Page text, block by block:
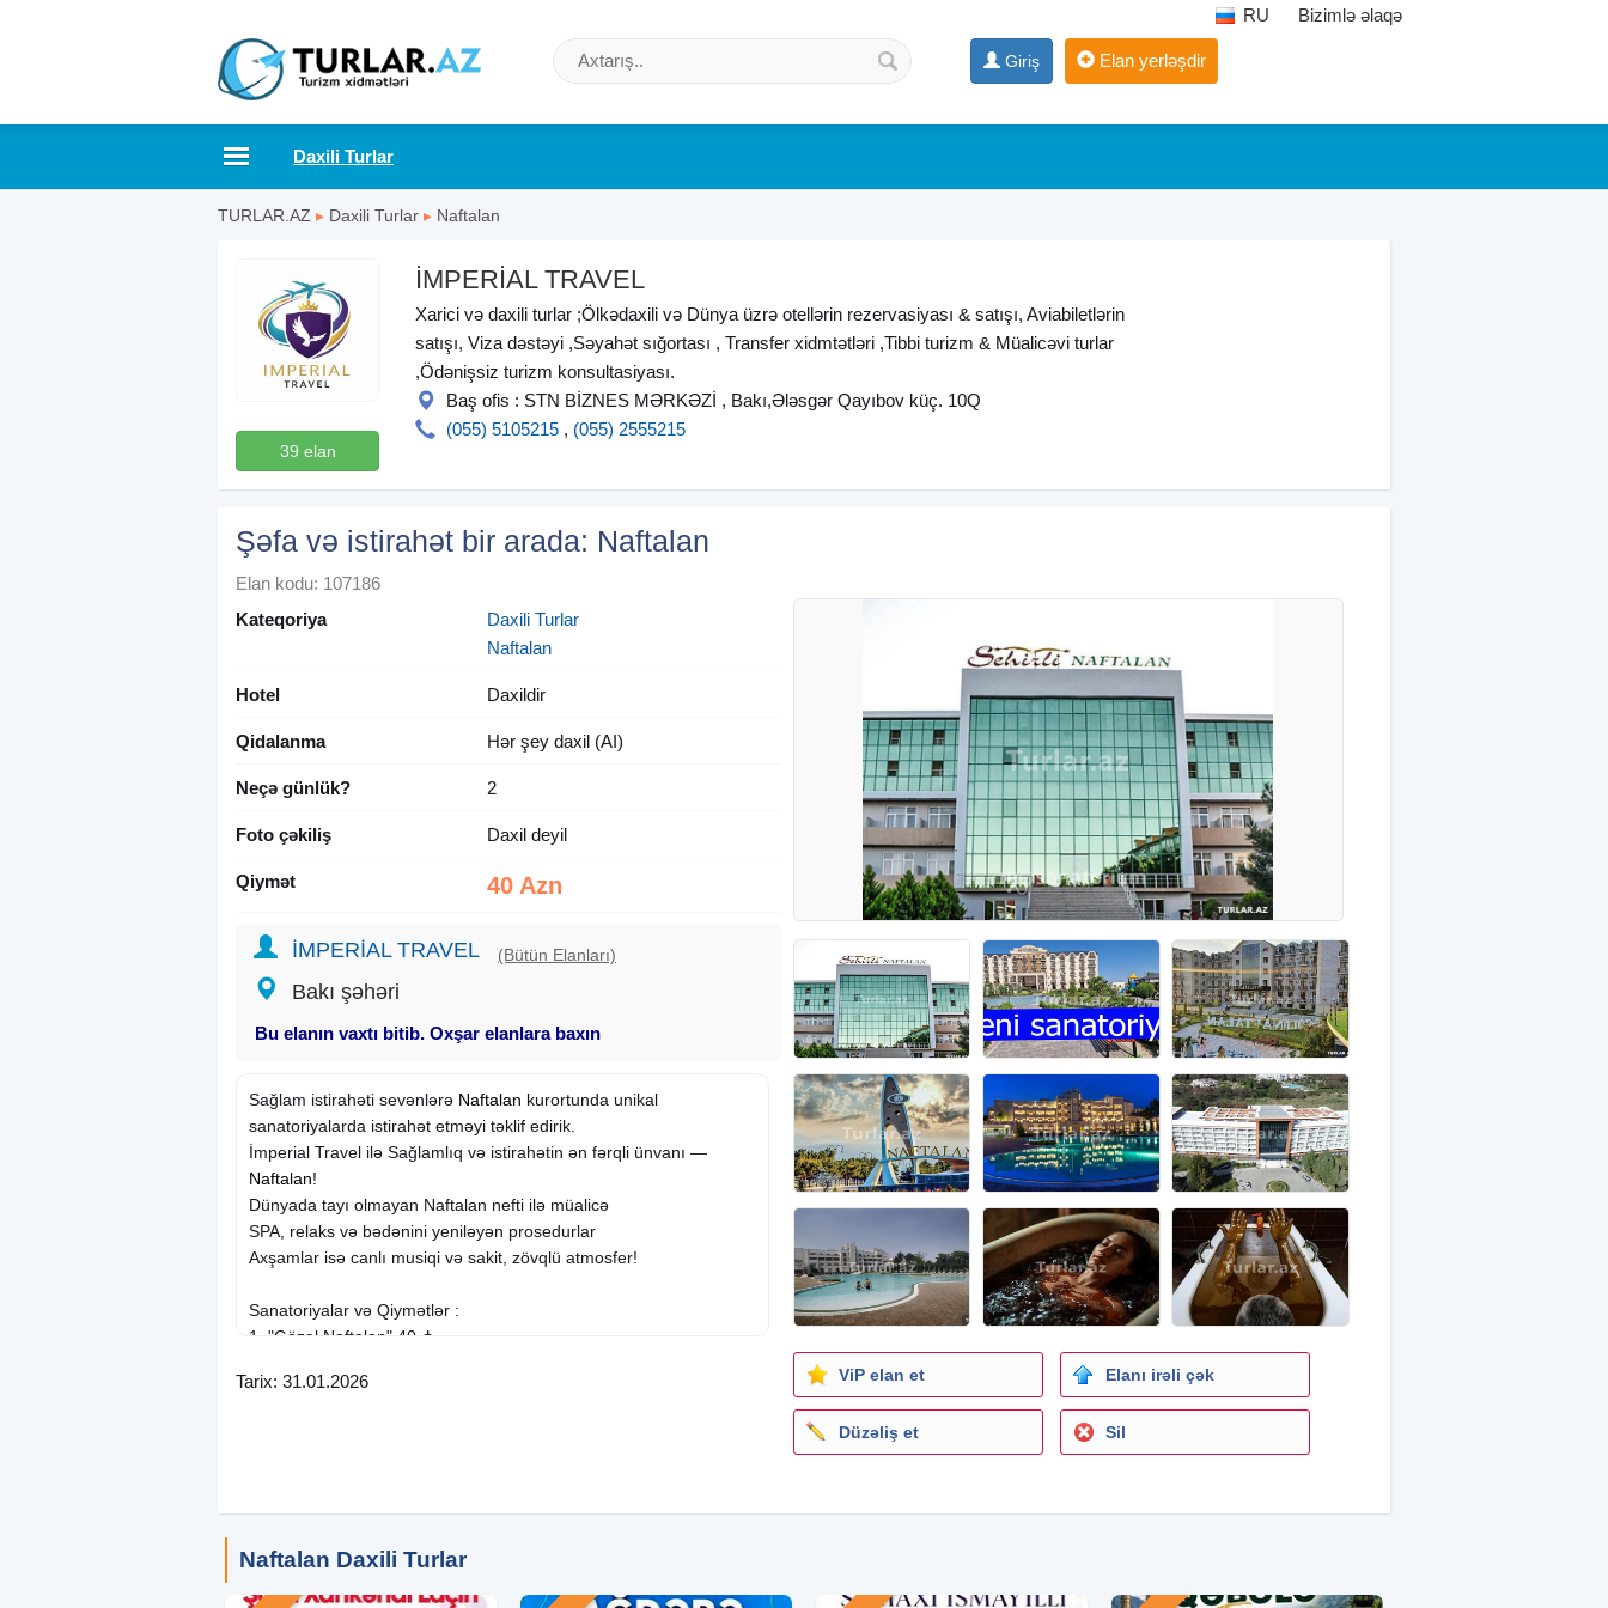
RU Bizimlə əlaqə
Giriş Elan yerləşdir
Daxili Turlar
TURLAR.AZ ▸ Daxili Turlar ▸ Naftalan
39 elan
İMPERİAL TRAVEL
Xarici və daxili turlar ;Ölkədaxili və Dünya üzrə otellərin rezervasiyası & satışı, Aviabiletlərin
satışı, Viza dəstəyi ,Səyahət sığortası , Transfer xidmtətləri ,Tibbi turizm & Müalicəvi turlar
,Ödənişsiz turizm konsultasiyası.
Baş ofis : STN BİZNES MƏRKƏZİ , Bakı,Ələsgər Qayıbov küç. 10Q
(055) 5105215 , (055) 2555215
Şəfa və istirahət bir arada: Naftalan
Elan kodu: 107186
Kateqoriya
Daxili Turlar
Naftalan
Hotel Daxildir
Qidalanma Hər şey daxil (AI)
Neçə günlük? 2
Foto çəkiliş Daxil deyil
Qiymət 40 Azn
İMPERİAL TRAVEL (Bütün Elanları)
Bakı şəhəri
Bu elanın vaxtı bitib. Oxşar elanlara baxın
Sağlam istirahəti sevənlərə Naftalan kurortunda unikal
sanatoriyalarda istirahət etməyi təklif edirik.
İmperial Travel ilə Sağlamlıq və istirahətin ən fərqli ünvanı —
Naftalan!
Dünyada tayı olmayan Naftalan nefti ilə müalicə
SPA, relaks və bədənini yeniləyən prosedurlar
Axşamlar isə canlı musiqi və sakit, zövqlü atmosfer!
Sanatoriyalar və Qiymətlər :
1. "Gözəl Naftalan" 40 ₼
3. "Naftalan" Sanatoriyası 40 ₼
9. "Sun City Naftalan Spa" 99 ₼ (Yeni sanatoriya!!)
10. "Nafta Hotel& Spa" Sanatoriyası 110 ₼
11. "Gashalti Health Hotel" 112 ₼
Tarix: 31.01.2026 ViP elan et Elanı irəli çək
Düzəliş et Sil
Naftalan Daxili Turlar